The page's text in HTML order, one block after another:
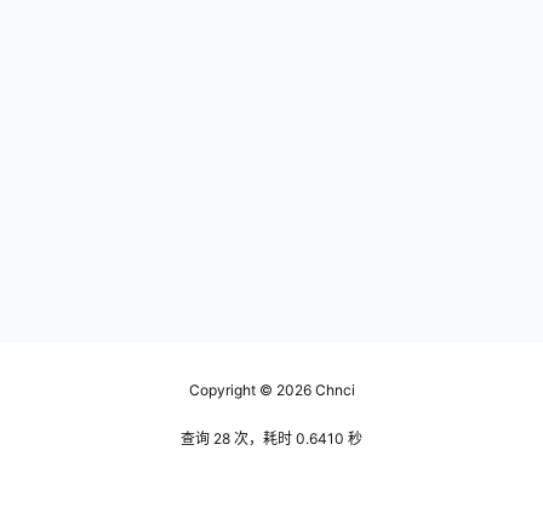
Copyright © 2026Chnci
查询 28 次，耗时 0.6410 秒